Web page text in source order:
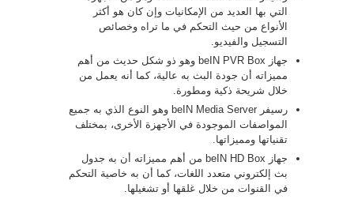
التي بها العديد من الإمكانيات وإن كان هو أكثر
الأنواع من حيث التحكم في ما تراه وخصائص
التسجيل والفيديو.
جهاز beIN PVR Box وهو ذو شكل حديث من أهم
مميزاته أن جودة البث به عالية، كما أنه يعمل من
خلال شريحة ذكية ومطورة.
رسيفر beIN Media Server وهو النوع الذي به جميع
المواصفات الموجودة في الأجهزة الأخرى، بمختلف
تقنياتها ومميزاتها.
جهاز beIN HD Box من أهم مميزاته أن به جدول
بث إلكتروني متعدد اللغات، كما أن به خاصية التحكم
في القنوات من خلال غلقها أو تشغيلها.